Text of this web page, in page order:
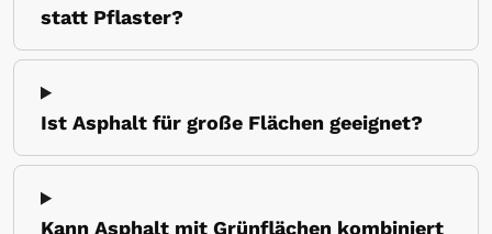
statt Pflaster?
Ist Asphalt für große Flächen geeignet?
Kann Asphalt mit Grünflächen kombiniert